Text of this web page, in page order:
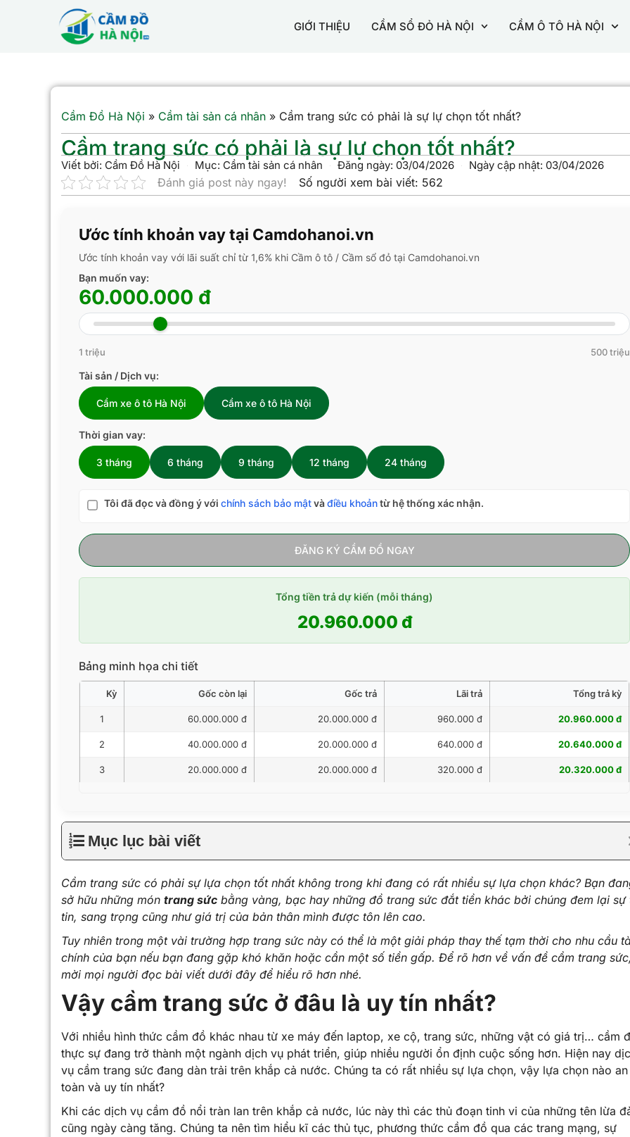
GIỚI THIỆU CẦM SỔ ĐỎ HÀ NỘI CẦM Ô TÔ HÀ NỘI
Cầm Đồ Hà Nội » Cầm tài sản cá nhân » Cầm trang sức có phải là sự lự chọn tốt nhất?
Cầm trang sức có phải là sự lự chọn tốt nhất?
Viết bởi: Cầm Đồ Hà Nội Mục: Cầm tài sản cá nhân Đăng ngày: 03/04/2026 Ngày cập nhật: 03/04/2026
Đánh giá post này ngay! Số người xem bài viết: 562
Ước tính khoản vay tại Camdohanoi.vn
Ước tính khoản vay với lãi suất chỉ từ 1,6% khi Cầm ô tô / Cầm sổ đỏ tại Camdohanoi.vn
Bạn muốn vay:
60.000.000 đ
1 triệu 500 triệu
Tài sản / Dịch vụ:
Cầm xe ô tô Hà Nội Cầm xe ô tô Hà Nội
Thời gian vay:
3 tháng 6 tháng 9 tháng 12 tháng 24 tháng
Tôi đã đọc và đồng ý với chính sách bảo mậtvàđiều khoảntừ hệ thống xác nhận.
ĐĂNG KÝ CẦM ĐỒ NGAY
Tổng tiền trả dự kiến (mỗi tháng)
20.960.000 đ
Bảng minh họa chi tiết
Kỳ Gốc còn lại Gốc trả Lãi trả Tổng trả kỳ
1 60.000.000 đ 20.000.000 đ 960.000 đ 20.960.000 đ
2 40.000.000 đ 20.000.000 đ 640.000 đ 20.640.000 đ
3 20.000.000 đ 20.000.000 đ 320.000 đ 20.320.000 đ
Mục lục bài viết
Cầm trang sức có phải sự lựa chọn tốt nhất không trong khi đang có rất nhiều sự lựa chọn khác? Bạn
sở hữu những món trang sức bằng vàng, bạc hay những đồ trang sức đắt tiền khác bởi chúng đem lại sự
tin, sang trọng cũng như giá trị của bản thân mình được tôn lên cao.
Tuy nhiên trong một vài trường hợp trang sức này có thể là một giải pháp thay thế tạm thời cho nhu cầu
chính của bạn nếu bạn đang gặp khó khăn hoặc cần một số tiền gấp. Để rõ hơn về vấn đề cầm trang sức,
mời mọi người đọc bài viết dưới đây để hiểu rõ hơn nhé.
Vậy cầm trang sức ở đâu là uy tín nhất?
Với nhiều hình thức cầm đồ khác nhau từ xe máy đến laptop, xe cộ, trang sức, những vật có giá trị… cầm
thực sự đang trở thành một ngành dịch vụ phát triển, giúp nhiều người ổn định cuộc sống hơn. Hiện nay
vụ cầm trang sức đang dàn trải trên khắp cả nước. Chúng ta có rất nhiều sự lựa chọn, vậy lựa chọn nào an
toàn và uy tín nhất?
Khi các dịch vụ cầm đồ nổi tràn lan trên khắp cả nước, lúc này thì các thủ đoạn tinh vi của những tên lừa
cũng ngày càng tăng. Chúng ta nên tìm hiểu kĩ các thủ tục, phương thức cầm đồ qua các trang mạng, sự